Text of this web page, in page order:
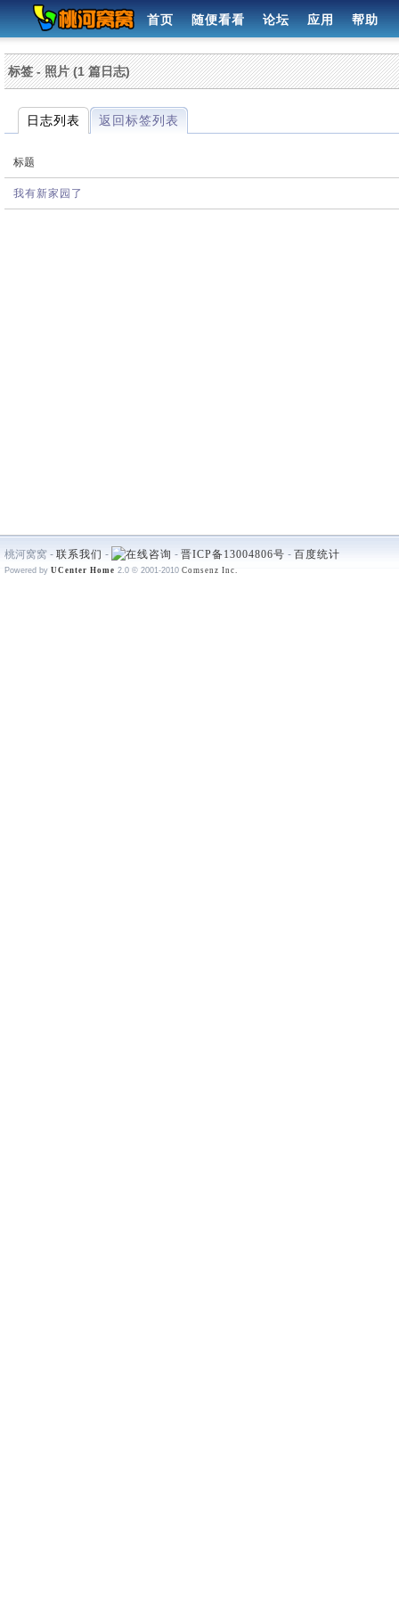
首页 随便看看 论坛 应用 帮助
标签 - 照片 (1 篇日志)
日志列表 返回标签列表
标题
我有新家园了
桃河窝窝 - 联系我们 - - 晋ICP备13004806号 - 百度统计
Powered by UCenter Home 2.0 © 2001-2010 Comsenz Inc.